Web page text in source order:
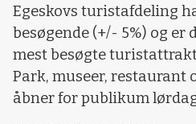
Egeskovs turistafdeling
besøgende (+/- 5%) og er
mest besøgte
Park, museer, restaurant
åbner for publikum